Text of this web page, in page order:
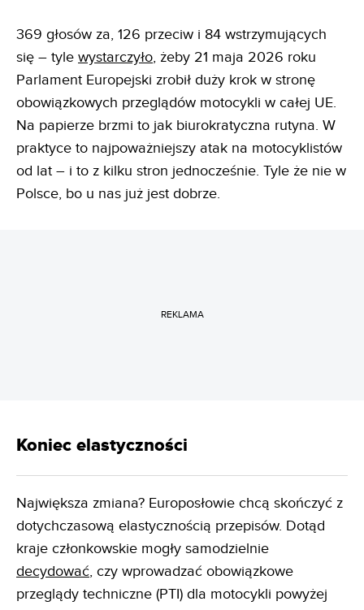
369 głosów za, 126 przeciw i 84 wstrzymujących
się – tyle wystarczyło, żeby 21 maja 2026 roku
Parlament Europejski zrobił duży krok w stronę
obowiązkowych przeglądów motocykli w całej UE.
Na papierze brzmi to jak biurokratyczna rutyna. W
praktyce to najpoważniejszy atak na motocyklistów
od lat – i to z kilku stron jednocześnie. Tyle że nie w
Polsce, bo u nas już jest dobrze.
REKLAMA
Koniec elastyczności
Największa zmiana? Europosłowie chcą skończyć z
dotychczasową elastycznością przepisów. Dotąd
kraje członkowskie mogły samodzielnie
decydować, czy wprowadzać obowiązkowe
przeglądy techniczne (PTI) dla motocykli powyżej